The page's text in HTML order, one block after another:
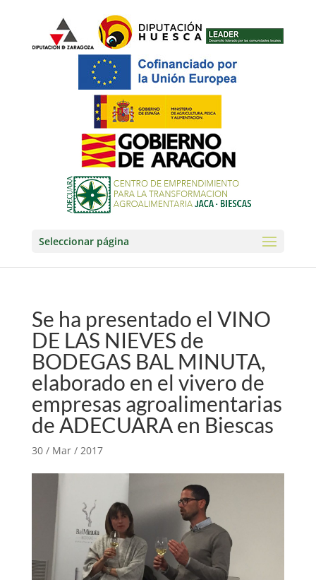
Seleccionar página
Se ha presentado el VINO
DE LAS NIEVES de
BODEGAS BAL MINUTA,
elaborado en el vivero de
empresas agroalimentarias
de ADECUARA en Biescas
30 / Mar / 2017